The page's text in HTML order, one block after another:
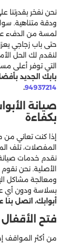
نحن نفخر بقدرتنا
ودقة متناهية.
لمسة من الدفء
حتى باب زجاجي
لنقدم لك الحل
التي توفر أعلى
بابك الجديد
94937214
.
صيانة
بكفاءة
إذا كنت تعاني من
المفصلات، تلف
نقدم خدمات صيانة
الأصلية. نحن
ومعالجة مشاكل
بسلاسة ودون أي
أبوابك، اتصل بنا
فتح
من أكثر المواقف